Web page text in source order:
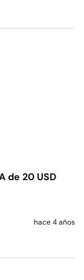
de 20 USD
hace 4 años